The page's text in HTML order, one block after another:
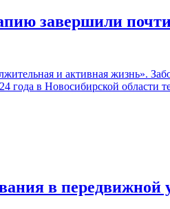
завершили
и активная жизнь».
года в Новосибирской
в передвижной